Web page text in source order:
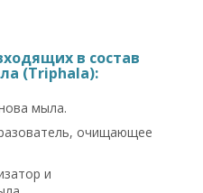
в состав
(Triphala):
мыла.
очищающее
и